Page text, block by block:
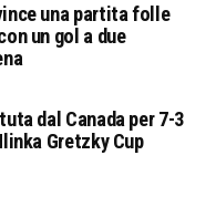
una partita folle
un gol a due
dal Canada per 7-3
Gretzky Cup